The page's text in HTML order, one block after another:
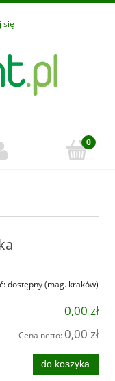
się
dostępny (mag. kraków)
0,00 zł
Cena netto: 0,00 zł
do koszyka